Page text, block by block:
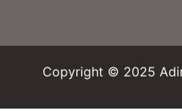
Copyright © 2025